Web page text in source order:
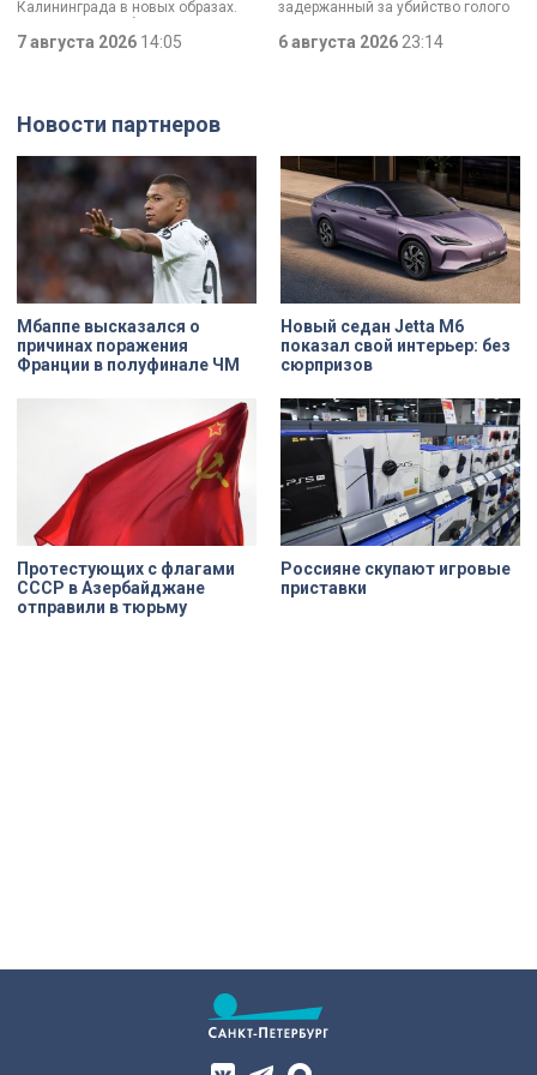
Калининграда в новых образах.
Два юных петербуржца стали
победителями всероссийского
конкурса «Моя страна — моя
народным сюжетам.
7 августа 2026 14:05
задержанный за убийство голого
которые толкнули его на страшное
преступление. Два года назад он
6 августа 2026 23:14
Новости партнеров
Мбаппе высказался о
причинах поражения
Франции в полуфинале ЧМ
Новый седан Jetta M6
показал свой интерьер: без
сюрпризов
Протестующих с флагами
СССР в Азербайджане
отправили в тюрьму
Россияне скупают игровые
приставки